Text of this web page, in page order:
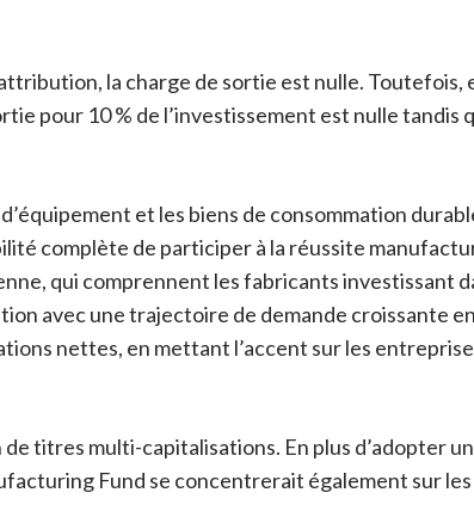
la charge de sortie est nulle. Toutefois,
pour 10 % de l’investissement est nulle tandis
et les biens de consommation
complète de participer à la réussite
qui comprennent les fabricants investissant
avec une trajectoire de demande croissante
nettes, en mettant l’accent sur les
titres multi-capitalisations. En plus d’adopter
Fund se concentrerait également sur